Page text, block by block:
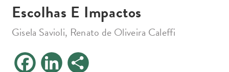
Escolhas E Impactos
Gisela Savioli, Renato de Oliveira Caleffi